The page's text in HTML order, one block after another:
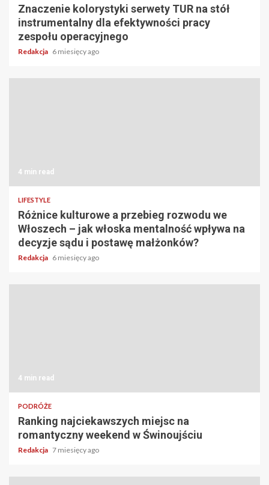
Znaczenie kolorystyki serwety TUR na stół
instrumentalny dla efektywności pracy
zespołu operacyjnego
Redakcja 6 miesięcy ago
4 min read
LIFESTYLE
Różnice kulturowe a przebieg rozwodu we
Włoszech – jak włoska mentalność wpływa na
decyzje sądu i postawę małżonków?
Redakcja 6 miesięcy ago
4 min read
PODRÓŻE
Ranking najciekawszych miejsc na
romantyczny weekend w Świnoujściu
Redakcja 7 miesięcy ago